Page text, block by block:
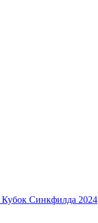
Кубок Синкфилда 2024